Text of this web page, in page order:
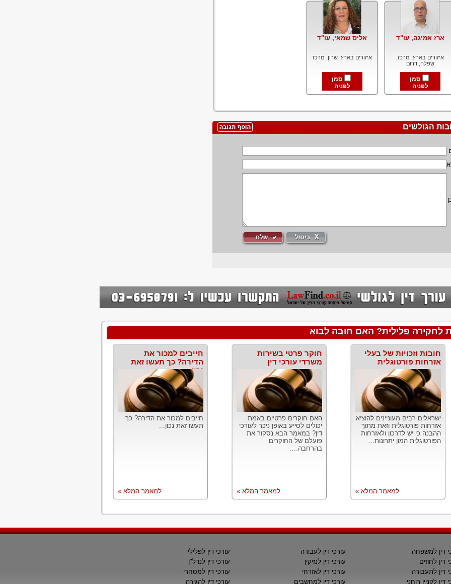
ארז אמיגה, עו"ד
איזורים בארץ: מרכז,
שפלה, דרום
סמן
לפניה
אליס שמאי, עו"ד
איזורים בארץ: שרון, מרכז
סמן
לפניה
הגולשים
לחקירה פלילית? האם חובה לבוא
חובות וזכויות של בעלי
אזרחות פורטוגלית
ישראלים רבים מעוניינים להוציא
אזרחות פורטוגלית וזאת מתוך
ההבנה כי יש לדרכון ולאזרחות
הפורטוגלית המון יתרונות...
למאמר המלא »
חוקר פרטי בשירות
משרדי עורכי דין
האם חוקרים פרטיים באמת
יכולים לסייע באופן ניכר לעורכי
דין? במאמר הבא נסקור את
פועלם של החוקרים
בהרחבה....
למאמר המלא »
חייבים למכור את
הדירה? כך תעשו זאת
נכון
חייבים למכור את הדירה? כך
תעשו זאת נכון...
למאמר המלא »
דין למשפחה
דין לחוזים
דין לתעבורה
דין לקניין רוחני
עורכי דין לעבודה
עורכי דין לנזיקין
עורכי דין לאזרחי
עורכי דין למחשבים
עורכי דין לפלילי
עורכי דין לנדל"ן
עורכי דין למסחרי
עורכי דין להגירה